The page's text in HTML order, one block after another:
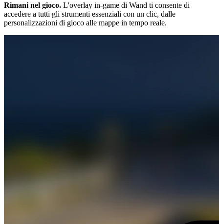
Rimani nel gioco. L'overlay in-game di Wand ti consente di
accedere a tutti gli strumenti essenziali con un clic, dalle
personalizzazioni di gioco alle mappe in tempo reale.